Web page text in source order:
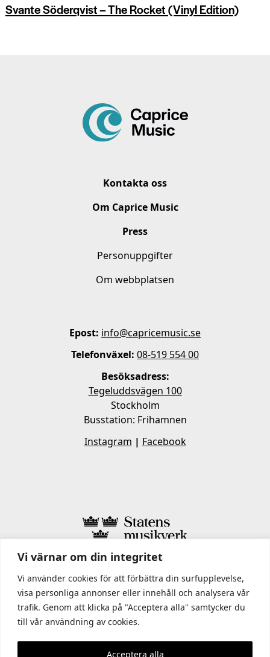
Vi värnar om din integritet
Vi använder cookies för att förbättra din surfupplevelse,
visa personliga annonser eller innehåll och analysera vår
trafik. Genom att klicka på "Acceptera alla" samtycker du
till vår användning av cookies.
Acceptera alla
Svante Söderqvist – The Rocket (Vinyl Edition)
Kontakta oss
Om Caprice Music
Press
Personuppgifter
Om webbplatsen
Epost: info@capricemusic.se
Telefonväxel: 08-519 554 00
Besöksadress:
Tegeluddsvägen 100
Stockholm
Busstation: Frihamnen
Instagram | Facebook
I STATENS MUSIKVERK INGÅR